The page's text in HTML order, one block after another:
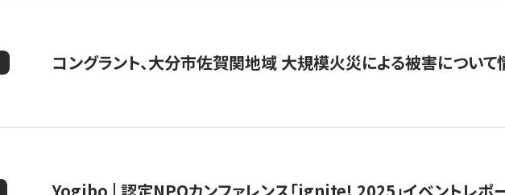
コングラント、大分市佐賀関地域 大規模火災による被害につい